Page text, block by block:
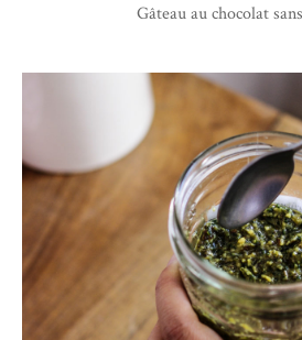
Gâteau au chocolat